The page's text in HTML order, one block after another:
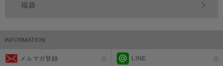
福袋
メルマガ登録 LINE